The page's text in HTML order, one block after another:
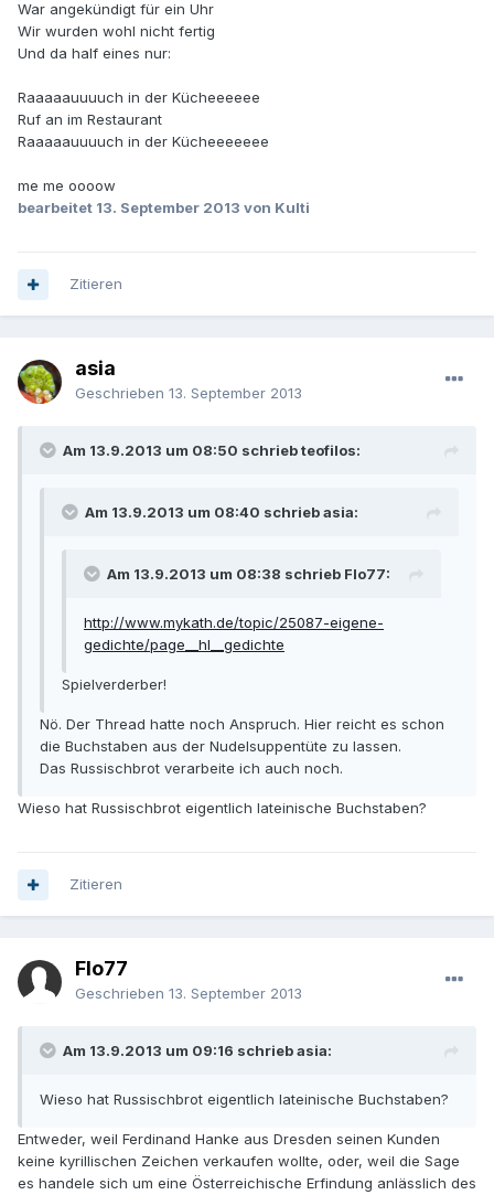
War angekündigt für ein Uhr
Wir wurden wohl nicht fertig
Und da half eines nur:
Raaaaauuuuch in der Kücheeeeee
Ruf an im Restaurant
Raaaaauuuuch in der Kücheeeeeee
me me oooow
bearbeitet 13. September 2013 von Kulti
Zitieren
asia
Geschrieben 13. September 2013
Am 13.9.2013 um 08:50 schrieb teofilos:
Am 13.9.2013 um 08:40 schrieb asia:
Am 13.9.2013 um 08:38 schrieb Flo77:
http://www.mykath.de/topic/25087-eigene-
gedichte/page__hl__gedichte
Spielverderber!
Nö. Der Thread hatte noch Anspruch. Hier reicht es schon
die Buchstaben aus der Nudelsuppentüte zu lassen.
Das Russischbrot verarbeite ich auch noch.
Wieso hat Russischbrot eigentlich lateinische Buchstaben?
Zitieren
Flo77
Geschrieben 13. September 2013
Am 13.9.2013 um 09:16 schrieb asia:
Wieso hat Russischbrot eigentlich lateinische Buchstaben?
Entweder, weil Ferdinand Hanke aus Dresden seinen Kunden
keine kyrillischen Zeichen verkaufen wollte, oder, weil die Sage
es handele sich um eine Österreichische Erfindung anlässlich des